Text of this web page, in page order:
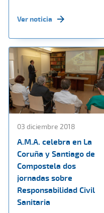
Ver noticia
03 diciembre 2018
A.M.A. celebra en La
Coruña y Santiago de
Compostela dos
jornadas sobre
Responsabilidad Civil
Sanitaria